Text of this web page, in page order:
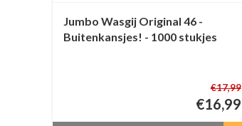
Jumbo Wasgij Original 46 -
Buitenkansjes! - 1000 stukjes
€17,99
€16,99